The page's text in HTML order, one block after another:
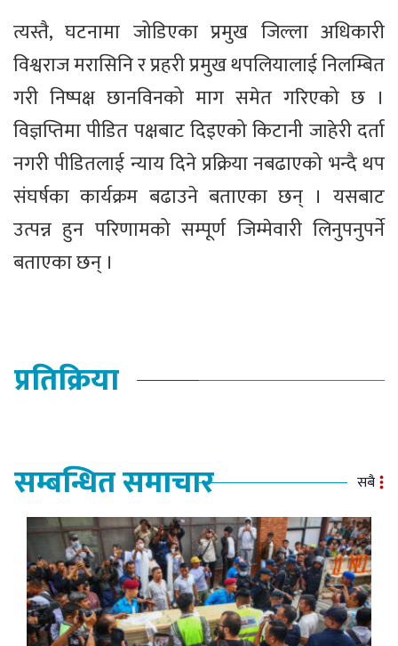
त्यस्तै, घटनामा जोडिएका प्रमुख जिल्ला अधिकारी
विश्वराज मरासिनि र प्रहरी प्रमुख थपलियालाई निलम्बित
गरी निष्पक्ष छानविनको माग समेत गरिएको छ ।
विज्ञप्तिमा पीडित पक्षबाट दिइएको किटानी जाहेरी दर्ता
नगरी पीडितलाई न्याय दिने प्रक्रिया नबढाएको भन्दै थप
संघर्षका कार्यक्रम बढाउने बताएका छन् । यसबाट
उत्पन्न हुन परिणामको सम्पूर्ण जिम्मेवारी लिनुपनुपर्ने
बताएका छन् ।
प्रतिक्रिया
सम्बन्धित समाचार सबै